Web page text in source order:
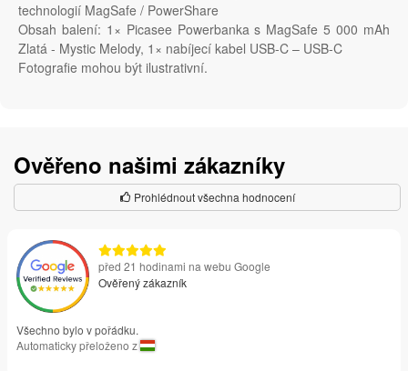
technologií MagSafe / PowerShare
Obsah balení: 1× Picasee Powerbanka s MagSafe 5 000 mAh
Zlatá - Mystic Melody, 1× nabíjecí kabel USB-C – USB-C
Fotografie mohou být ilustrativní.
Ověřeno našimi zákazníky
Prohlédnout všechna hodnocení
před 21 hodinami na webu Google
Ověřený zákazník
Všechno bylo v pořádku.
Automaticky přeloženo z